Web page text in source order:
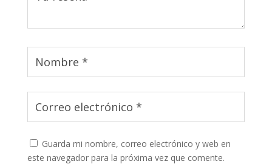
Guarda mi nombre, correo electrónico y web en
este navegador para la próxima vez que comente.